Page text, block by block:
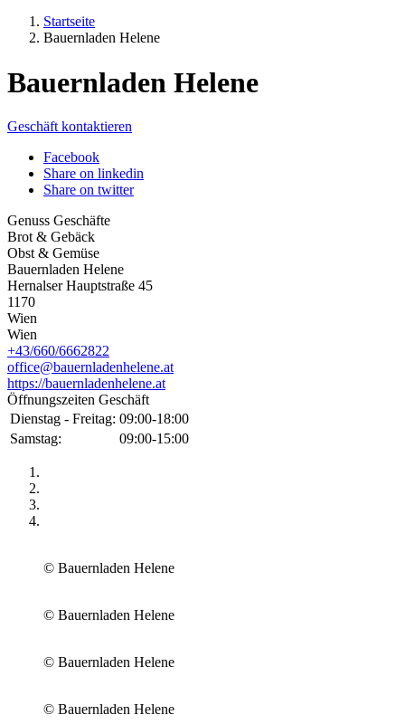
Startseite
Bauernladen Helene
Bauernladen Helene
Geschäft kontaktieren
Facebook
Share on linkedin
Share on twitter
Genuss Geschäfte
Brot & Gebäck
Obst & Gemüse
Bauernladen Helene
Hernalser Hauptstraße 45
1170
Wien
Wien
+43/660/6662822
office@bauernladenhelene.at
https://bauernladenhelene.at
Öffnungszeiten Geschäft
Dienstag - Freitag: 09:00-18:00
Samstag:
09:00-15:00
© Bauernladen Helene
© Bauernladen Helene
© Bauernladen Helene
© Bauernladen Helene